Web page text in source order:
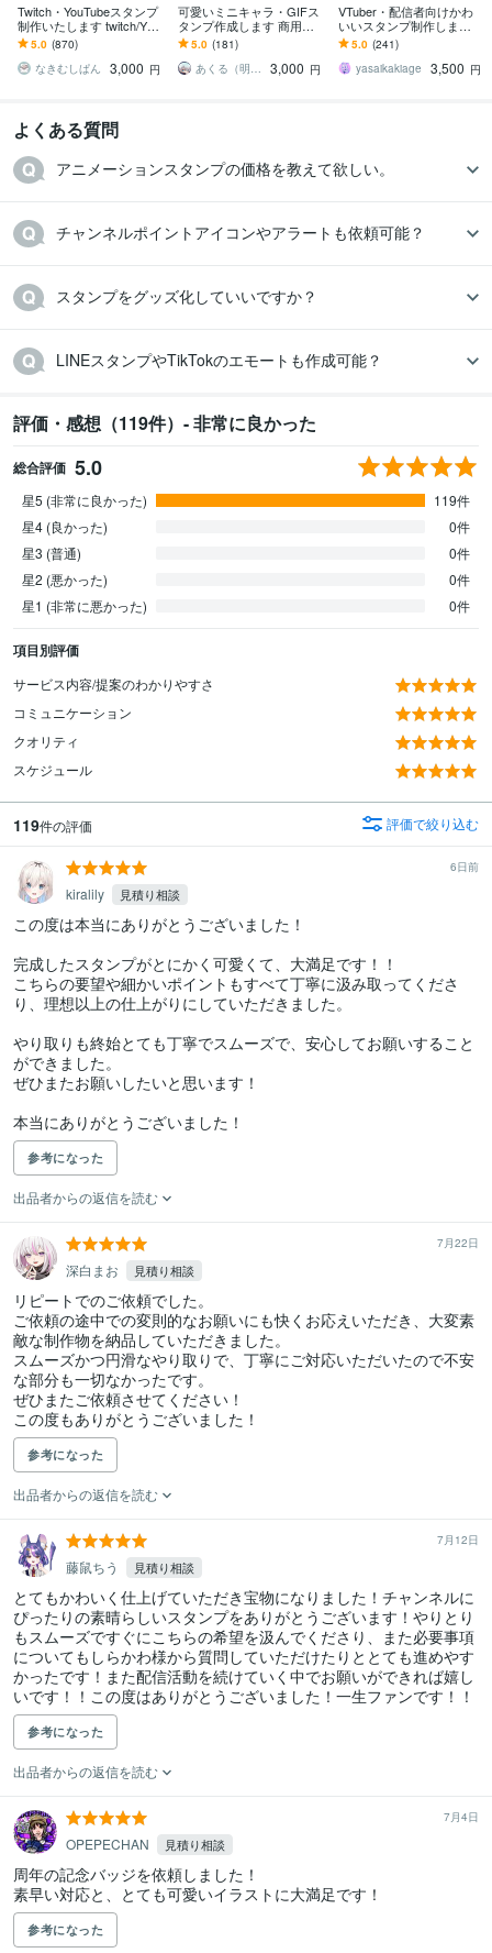
Twitch・YouTubeスタンプ
制作いたします twitch/You
Tube/tiktok配信用スタンプ
制作
5.0 (870)
なきむしぱん
3,000 円
可愛いミニキャラ・GIFス
タンプ作成します 商用込
み！Twitch,Youtube,LINE
用など＊
5.0 (181)
あくる（明来）※来年納品分︰受付中
3,000 円
VTuber・配信者向けかわ
いいスタンプ制作します
配信をもっとかわいく盛
り上げたいVTuber・配信
者さまへ！
5.0 (241)
yasaikakiage
3,500 円
よくある質問
アニメーションスタンプの価格を教えて欲しい。
チャンネルポイントアイコンやアラートも依頼可能？
スタンプをグッズ化していいですか？
LINEスタンプやTikTokのエモートも作成可能？
評価・感想（119件）- 非常に良かった
総合評価 5.0
星5 (非常に良かった)
119件
星4 (良かった)
0件
星3 (普通)
0件
星2 (悪かった)
0件
星1 (非常に悪かった)
0件
項目別評価
サービス内容/提案のわかりやすさ
コミュニケーション
クオリティ
スケジュール
119件の評価 評価で絞り込む
6日前
kiralily 見積り相談
この度は本当にありがとうございました！
完成したスタンプがとにかく可愛くて、大満足です！！
こちらの要望や細かいポイントもすべて丁寧に汲み取ってくださ
り、理想以上の仕上がりにしていただきました。
やり取りも終始とても丁寧でスムーズで、安心してお願いすること
ができました。
ぜひまたお願いしたいと思います！
本当にありがとうございました！
参考になった
出品者からの返信を読む
7月22日
深白まお 見積り相談
リピートでのご依頼でした。
ご依頼の途中での変則的なお願いにも快くお応えいただき、大変素
敵な制作物を納品していただきました。
スムーズかつ円滑なやり取りで、丁寧にご対応いただいたので不安
な部分も一切なかったです。
ぜひまたご依頼させてください！
この度もありがとうございました！
参考になった
出品者からの返信を読む
7月12日
藤鼠ちう 見積り相談
とてもかわいく仕上げていただき宝物になりました！チャンネルに
ぴったりの素晴らしいスタンプをありがとうございます！やりとり
もスムーズですぐにこちらの希望を汲んでくださり、また必要事項
についてもしらかわ様から質問していただけたりととても進めやす
かったです！また配信活動を続けていく中でお願いができれば嬉し
いです！！この度はありがとうございました！一生ファンです！！
参考になった
出品者からの返信を読む
7月4日
OPEPECHAN 見積り相談
周年の記念バッジを依頼しました！
素早い対応と、とても可愛いイラストに大満足です！
参考になった